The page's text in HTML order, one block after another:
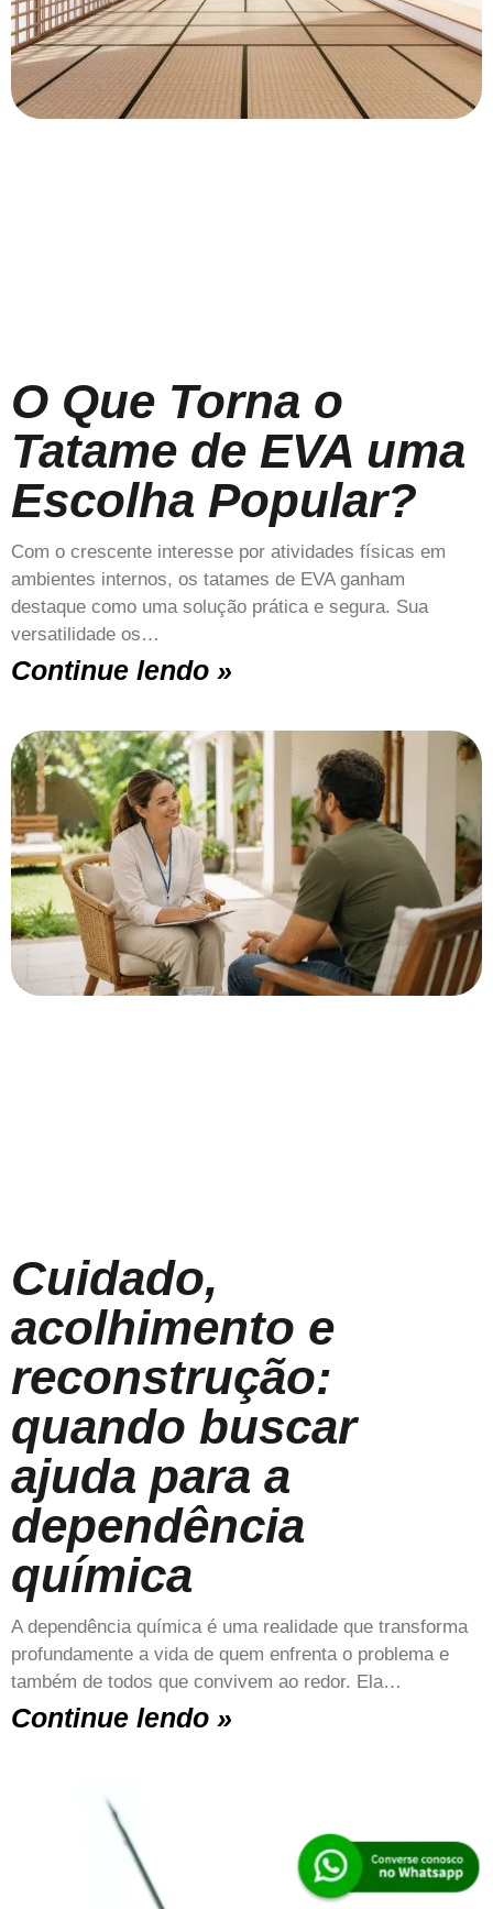
O Que Torna o
Tatame de EVA uma
Escolha Popular?
Com o crescente interesse por atividades físicas em
ambientes internos, os tatames de EVA ganham
destaque como uma solução prática e segura. Sua
versatilidade os…
Continue lendo »
Cuidado,
acolhimento e
reconstrução:
quando buscar
ajuda para a
dependência
química
A dependência química é uma realidade que transforma
profundamente a vida de quem enfrenta o problema e
também de todos que convivem ao redor. Ela…
Continue lendo »